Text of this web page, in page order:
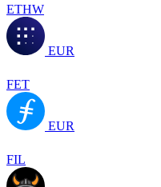
ETHW
EUR
FET
EUR
FIL